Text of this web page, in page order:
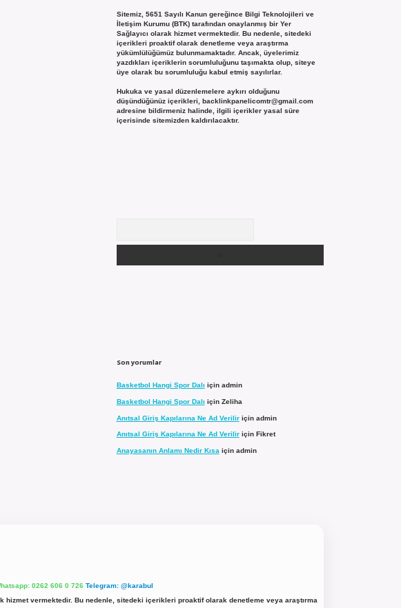
Sitemiz, 5651 Sayılı Kanun gereğince Bilgi Teknolojileri ve
İletişim Kurumu (BTK) tarafından onaylanmış bir Yer
Sağlayıcı olarak hizmet vermektedir. Bu nedenle, sitedeki
içerikleri proaktif olarak denetleme veya araştırma
yükümlülüğümüz bulunmamaktadır. Ancak, üyelerimiz
yazdıkları içeriklerin sorumluluğunu taşımakta olup, siteye
üye olarak bu sorumluluğu kabul etmiş sayılırlar.
Hukuka ve yasal düzenlemelere aykırı olduğunu
düşündüğünüz içerikleri, backlinkpanelicomtr@gmail.com
adresine bildirmeniz halinde, ilgili içerikler yasal süre
içerisinde sitemizden kaldırılacaktır.
Son yorumlar
Basketbol Hangi Spor Dalı için admin
Basketbol Hangi Spor Dalı için Zeliha
Anıtsal Giriş Kapılarına Ne Ad Veriliriçin admin
Anıtsal Giriş Kapılarına Ne Ad Veriliriçin Fikret
Anayasanın Anlamı Nedir Kısa için admin
0262 606 0 726 Telegram: @karabul
hizmet vermektedir. Bu nedenle, sitedeki içerikleri proaktif olarak denetleme veya araştırma